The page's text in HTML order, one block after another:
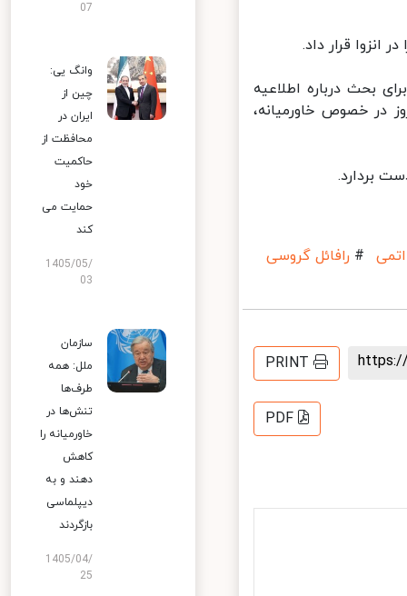
قرار داد.
بحث درباره اطلاعیه
در خصوص خاورمیانه،
بردارد.
رافائل گروسی
PRINT
PDF
07
وانگ یی:
چین از
ایران در
محافظت از
حاکمیت
خود
حمایت می
کند
1405/05/
03
سازمان
ملل: همه
طرف‌ها
تنش‌ها در
خاورمیانه را
کاهش
دهند و به
دیپلماسی
بازگردند
1405/04/
25